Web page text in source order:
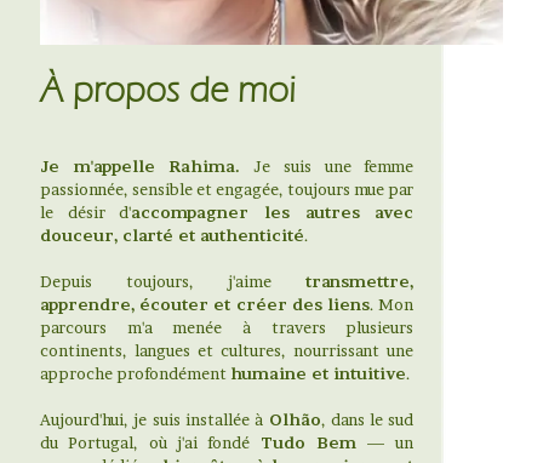
À propos de moi
Je m'appelle Rahima. Je suis une femme
passionnée, sensible et engagée, toujours mue par
le désir d'accompagner les autres avec
douceur, clarté et authenticité.
Depuis toujours, j'aimetransmettre,
apprendre, écouter et créer des liens. Mon
parcours m'a menée à travers plusieurs
continents, langues et cultures, nourrissant une
approche profondément humaine et intuitive.
Aujourd'hui, je suis installée à Olhão, dans le sud
du Portugal, où j'ai fondé Tudo Bem — un